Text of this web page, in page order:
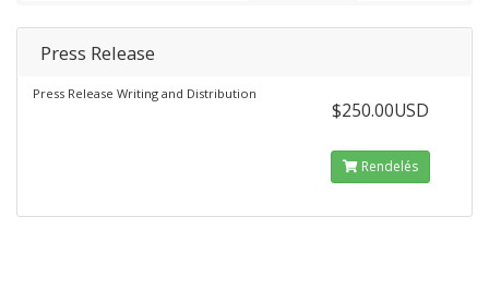
Press Release
Press Release Writing and Distribution
$250.00USD
Rendelés